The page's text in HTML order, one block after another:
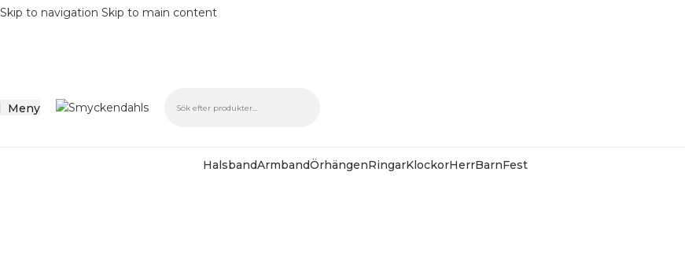
Skip to navigation Skip to main content
Meny
HalsbandArmbandÖrhängenRingarKlockorHerrBarnFest